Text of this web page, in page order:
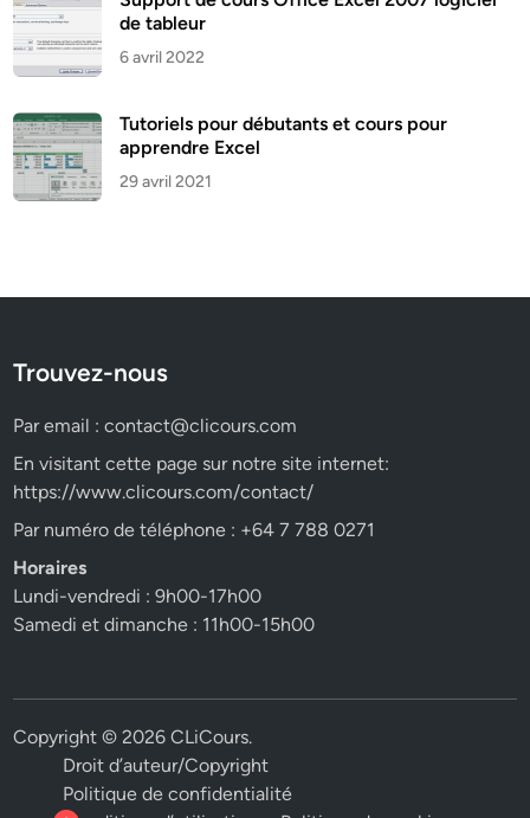
de tableur
6 avril 2022
Tutoriels pour débutants et cours pour
apprendre Excel
29 avril 2021
Trouvez-nous
Par email :contact@clicours.com
En visitant cette page sur notre site internet:
https://www.clicours.com/contact/
Par numéro de téléphone : +64 7 788 0271
Horaires
Lundi-vendredi : 9h00-17h00
Samedi et dimanche : 11h00-15h00
Copyright © 2026CLiCours.
Droit d’auteur/Copyright
Politique de confidentialité